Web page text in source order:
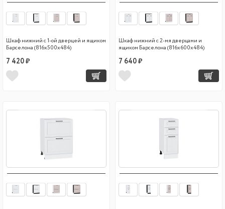
Шкаф нижний с 1-ой дверцей и ящиком
Барселона (816х500х484)
7 420 ₽
Шкаф нижний с 2-мя дверцами и
ящиком Барселона (816х600х484)
7 640 ₽